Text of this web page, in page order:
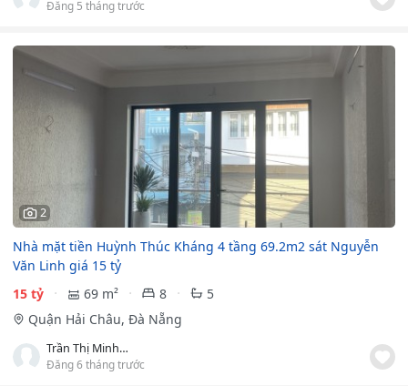
Đăng 5 tháng trước
2
Nhà mặt tiền Huỳnh Thúc Kháng 4 tầng 69.2m2 sát Nguyễn
Văn Linh giá 15 tỷ
15 tỷ
69 m² 8
5
Quận Hải Châu, Đà Nẵng
Trần Thị Minh Thương
Đăng 6 tháng trước